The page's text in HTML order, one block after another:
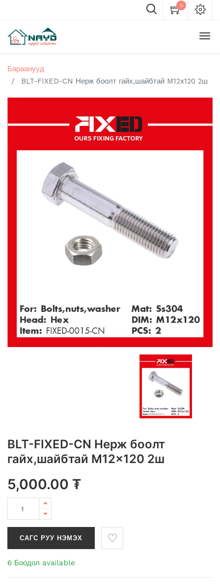
0
Бараанууд
BLT-FIXED-CN Нерж боолт гайх,шайбтай M12x120 2ш
BLT-FIXED-CN Нерж боолт
гайх,шайбтай M12x120 2ш
5,000.00 ₮
САГС РУУ НЭМЭХ
6 Боодол available